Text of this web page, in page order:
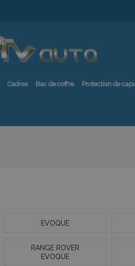
Cadres Bac de coffre Protection de
EVOQUE
RANGE ROVER
EVOQUE